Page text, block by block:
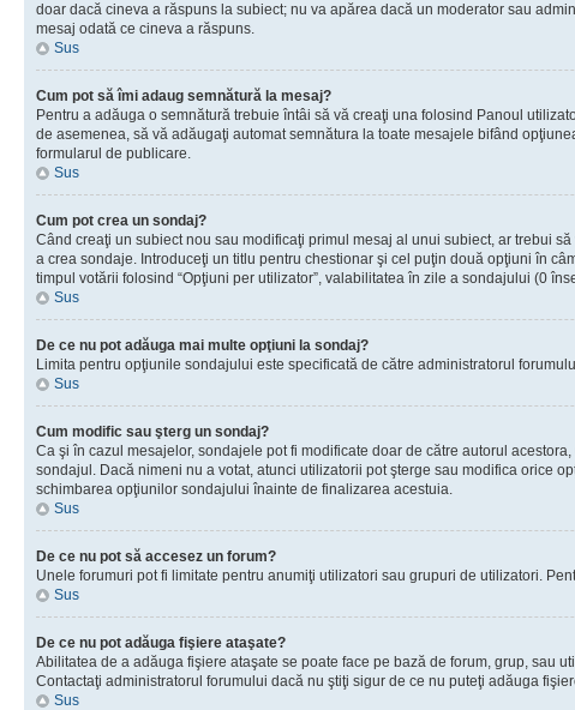
doar dacă cineva a răspuns la subiect; nu va apărea dacă un moderator sau
mesaj odată ce cineva a răspuns.
Sus
Cum pot să îmi adaug semnătură la mesaj?
Pentru a adăuga o semnătură trebuie întâi să vă creaţi una folosind Panoul
de asemenea, să vă adăugaţi automat semnătura la toate mesajele bifând
formularul de publicare.
Sus
Cum pot crea un sondaj?
Când creaţi un subiect nou sau modificaţi primul mesaj al unui subiect, ar trebui
a crea sondaje. Introduceţi un titlu pentru chestionar şi cel puţin două opţiuni în
timpul votării folosind “Opţiuni per utilizator”, valabilitatea în zile a sondajului (0
Sus
De ce nu pot adăuga mai multe opţiuni la sondaj?
Limita pentru opţiunile sondajului este specificată de către administratorul
Sus
Cum modific sau şterg un sondaj?
Ca şi în cazul mesajelor, sondajele pot fi modificate doar de către autorul
sondajul. Dacă nimeni nu a votat, atunci utilizatorii pot şterge sau modifica orice
schimbarea opţiunilor sondajului înainte de finalizarea acestuia.
Sus
De ce nu pot să accesez un forum?
Unele forumuri pot fi limitate pentru anumiţi utilizatori sau grupuri de utilizatori.
Sus
De ce nu pot adăuga fişiere ataşate?
Abilitatea de a adăuga fişiere ataşate se poate face pe bază de forum, grup, sau
Contactaţi administratorul forumului dacă nu ştiţi sigur de ce nu puteţi adăuga
Sus